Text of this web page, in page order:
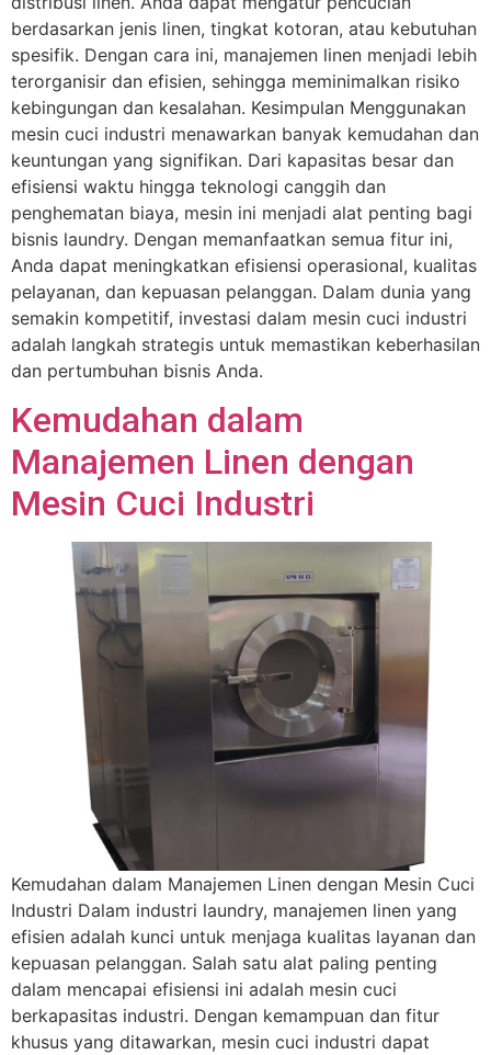
berdasarkan jenis linen, tingkat kotoran, atau kebutuhan
spesifik. Dengan cara ini, manajemen linen menjadi lebih
terorganisir dan efisien, sehingga meminimalkan risiko
kebingungan dan kesalahan. Kesimpulan Menggunakan
mesin cuci industri menawarkan banyak kemudahan dan
keuntungan yang signifikan. Dari kapasitas besar dan
efisiensi waktu hingga teknologi canggih dan
penghematan biaya, mesin ini menjadi alat penting bagi
bisnis laundry. Dengan memanfaatkan semua fitur ini,
Anda dapat meningkatkan efisiensi operasional, kualitas
pelayanan, dan kepuasan pelanggan. Dalam dunia yang
semakin kompetitif, investasi dalam mesin cuci industri
adalah langkah strategis untuk memastikan keberhasilan
dan pertumbuhan bisnis Anda.
Kemudahan dalam
Manajemen Linen dengan
Mesin Cuci Industri
Kemudahan dalam Manajemen Linen dengan Mesin Cuci
Industri Dalam industri laundry, manajemen linen yang
efisien adalah kunci untuk menjaga kualitas layanan dan
kepuasan pelanggan. Salah satu alat paling penting
dalam mencapai efisiensi ini adalah mesin cuci
berkapasitas industri. Dengan kemampuan dan fitur
khusus yang ditawarkan, mesin cuci industri dapat